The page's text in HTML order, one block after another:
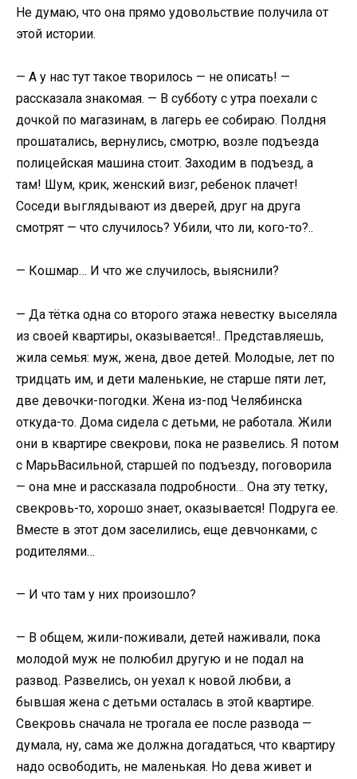
Не думаю, что она прямо удовольствие получила от
этой истории.
— А у нас тут такое творилось — не описать! —
рассказала знакомая. — В субботу с утра поехали с
дочкой по магазинам, в лагерь ее собираю. Полдня
прошатались, вернулись, смотрю, возле подъезда
полицейская машина стоит. Заходим в подъезд, а
там! Шум, крик, женский визг, ребенок плачет!
Соседи выглядывают из дверей, друг на друга
смотрят — что случилось? Убили, что ли, кого-то?..
— Кошмар… И что же случилось, выяснили?
— Да тётка одна со второго этажа невестку выселяла
из своей квартиры, оказывается!.. Представляешь,
жила семья: муж, жена, двое детей. Молодые, лет по
тридцать им, и дети маленькие, не старше пяти лет,
две девочки-погодки. Жена из-под Челябинска
откуда-то. Дома сидела с детьми, не работала. Жили
они в квартире свекрови, пока не развелись. Я потом
с МарьВасильной, старшей по подъезду, поговорила
— она мне и рассказала подробности… Она эту тетку,
свекровь-то, хорошо знает, оказывается! Подруга ее.
Вместе в этот дом заселились, еще девчонками, с
родителями…
— И что там у них произошло?
— В общем, жили-поживали, детей наживали, пока
молодой муж не полюбил другую и не подал на
развод. Развелись, он уехал к новой любви, а
бывшая жена с детьми осталась в этой квартире.
Свекровь сначала не трогала ее после развода —
думала, ну, сама же должна догадаться, что квартиру
надо освободить, не маленькая. Но дева живет и